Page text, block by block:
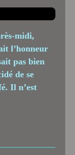
midi,
l’honneur
pas bien
de se
Il n’est